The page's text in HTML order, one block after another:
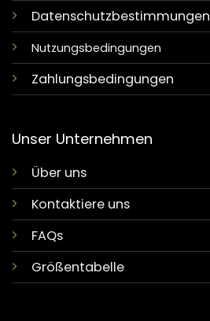
Datenschutzbestimmungen
Nutzungsbedingungen
Zahlungsbedingungen
Unser Unternehmen
Über uns
Kontaktiere uns
FAQs
Größentabelle